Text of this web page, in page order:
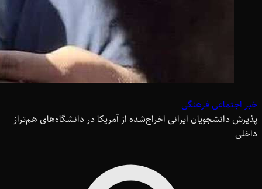
خبر اجتماعی فرهنگی
پذیرش دانشجویان ایرانی اخراج‌شده از آمریکا در دانشگاه‌های هم‌تراز
داخلی